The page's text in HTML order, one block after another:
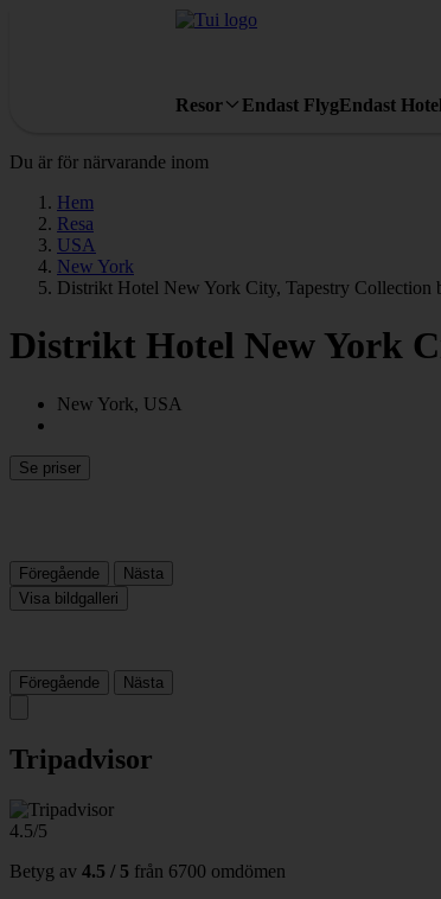
Resor Endast FlygEndast
Du är för närvarande inom
Hem
Resa
USA
New York
Distrikt Hotel New York City, Tapestry Collection
Distrikt Hotel New York
New York, USA
Se priser
Föregående
Nästa
Visa bildgalleri
Föregående Nästa
Tripadvisor
4.5/5
Betyg av 4.5 / 5 från 6700 omdömen